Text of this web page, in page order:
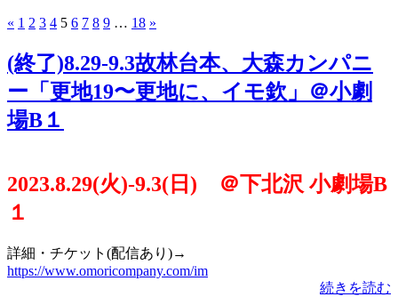
« 1 2 3 4 5 6 7 8 9 … 18 »
(終了)8.29-9.3故林台本、大森カンパニ
ー「更地19〜更地に、イモ欽」＠小劇
場B１
2023.8.29(火)-9.3(日) ＠下北沢 小劇場B
１
詳細・チケット(配信あり)→
https://www.omoricompany.com/im
続きを読む